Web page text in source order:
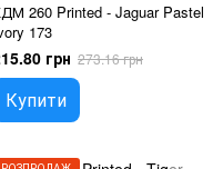
260 Printed - Jaguar Pastel
173
грн 273.16 грн
Купити